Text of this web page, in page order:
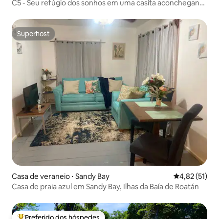
C5 - Seu refúgio dos sonhos em uma casita aconchegante
Superhost
Superhost
Casa de veraneio ⋅ Sandy Bay 4,82 de uma
4,82 (51)
Casa de praia azul em Sandy Bay, Ilhas da Baía de Roatán